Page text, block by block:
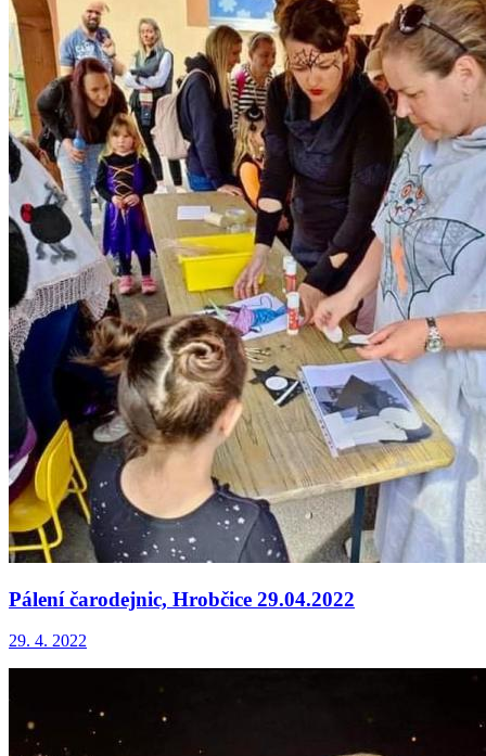
Pálení čarodejnic, Hrobčice 29.04.2022
29. 4. 2022